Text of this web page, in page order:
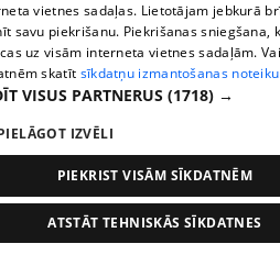
pirms 2 nedēļām, 6 dienām
vietnes sadaļas. Lietotājam jebkurā
savu piekrišanu. Piekrišanas sniegšana,
uz visām interneta vietnes sadaļām.
skatīt sīkdatņu izmantošanas
VISUS PARTNERUS (1718) →
IZVĒLI
PIEKRIST VISĀM SĪKDATNĒM
ATSTĀT TEHNISKĀS SĪKDATNES